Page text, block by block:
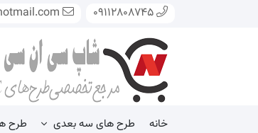
09112808745
خانه طرح های سه بعدی طرح